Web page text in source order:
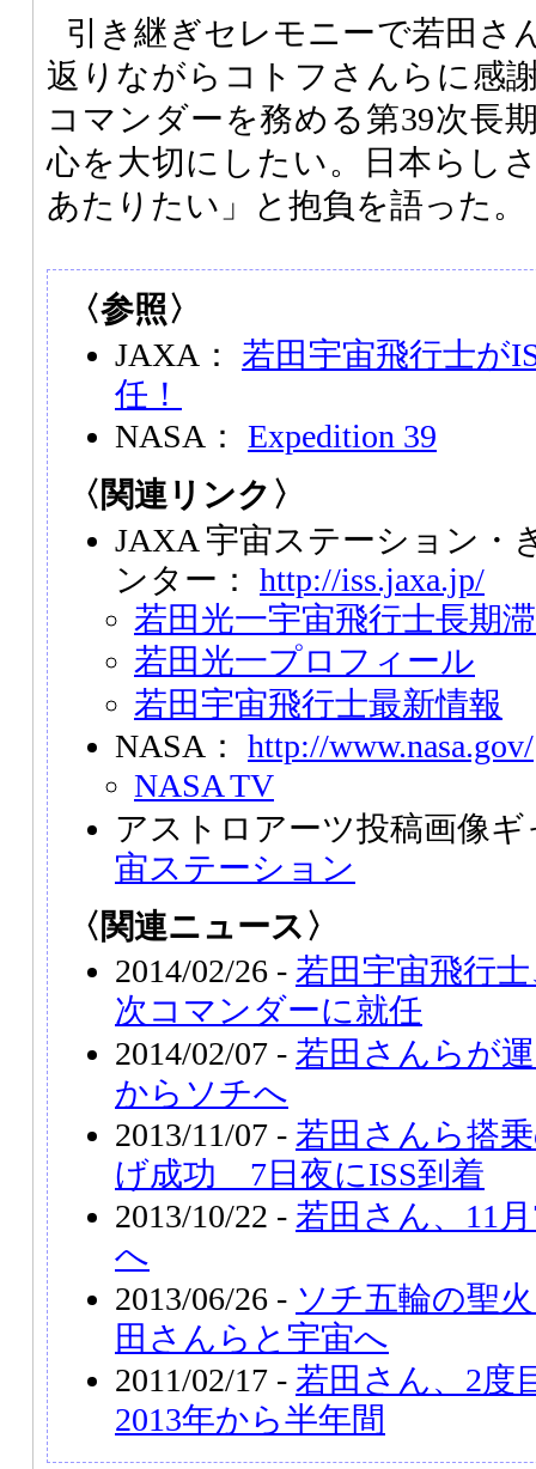
引き継ぎセレモニーで若田さ
返りながらコトフさんらに感
コマンダーを務める第39次長
心を大切にしたい。日本らし
あたりたい」と抱負を語った。
〈参照〉
JAXA： 若田宇宙飛行士が
任！
NASA： Expedition 39
〈関連リンク〉
JAXA 宇宙ステーション・
ンター： http://iss.jaxa.jp/
若田光一宇宙飛行士長期
若田光一プロフィール
若田宇宙飛行士最新情報
NASA： http://www.nasa.gov/
NASA TV
アストロアーツ投稿画像
宙ステーション
〈関連ニュース〉
2014/02/26 - 若田宇宙飛行
次コマンダーに就任
2014/02/07 - 若田さんらが
からソチへ
2013/11/07 - 若田さんら搭
げ成功 7日夜にISS到着
2013/10/22 - 若田さん、11
へ
2013/06/26 - ソチ五輪の聖
田さんらと宇宙へ
2011/02/17 - 若田さん、2
2013年から半年間